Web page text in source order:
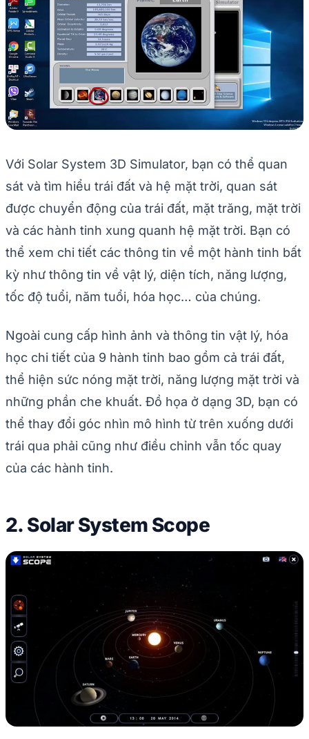
Với Solar System 3D Simulator, bạn có thể quan
sát và tìm hiểu trái đất và hệ mặt trời, quan sát
được chuyển động của trái đất, mặt trăng, mặt trời
và các hành tinh xung quanh hệ mặt trời. Bạn có
thể xem chi tiết các thông tin về một hành tinh bất
kỳ như thông tin về vật lý, diện tích, năng lượng,
tốc độ tuổi, năm tuổi, hóa học… của chúng.
Ngoài cung cấp hình ảnh và thông tin vật lý, hóa
học chi tiết của 9 hành tinh bao gồm cả trái đất,
thể hiện sức nóng mặt trời, năng lượng mặt trời và
những phần che khuất. Đồ họa ở dạng 3D, bạn có
thể thay đổi góc nhìn mô hình từ trên xuống dưới
trái qua phải cũng như điều chỉnh vẫn tốc quay
của các hành tinh.
2. Solar System Scope